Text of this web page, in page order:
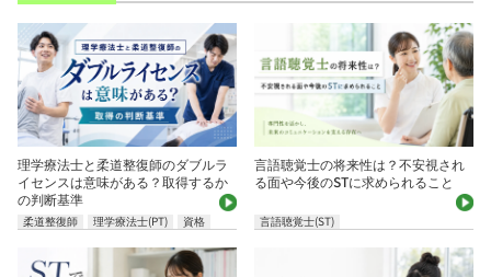
理学療法士と柔道整復師のダブルラ
イセンスは意味がある？取得するか
の判断基準
柔道整復師 理学療法士(PT) 資格
言語聴覚士の将来性は？不安視され
る面や今後のSTに求められること
言語聴覚士(ST)